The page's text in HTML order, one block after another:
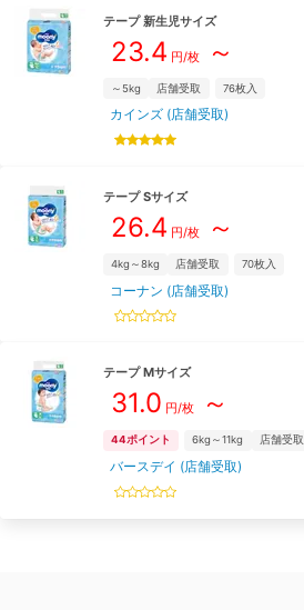
テープ 新生児サイズ
23.4 円/枚～
～5kg 店舗受取 76枚入
カインズ (店舗受取)
テープ Sサイズ
26.4 円/枚～
4kg～8kg 店舗受取 70枚入
コーナン (店舗受取)
テープ Mサイズ
31.0 円/枚～
44ポイント 6kg～11kg 店舗受取
バースデイ (店舗受取)